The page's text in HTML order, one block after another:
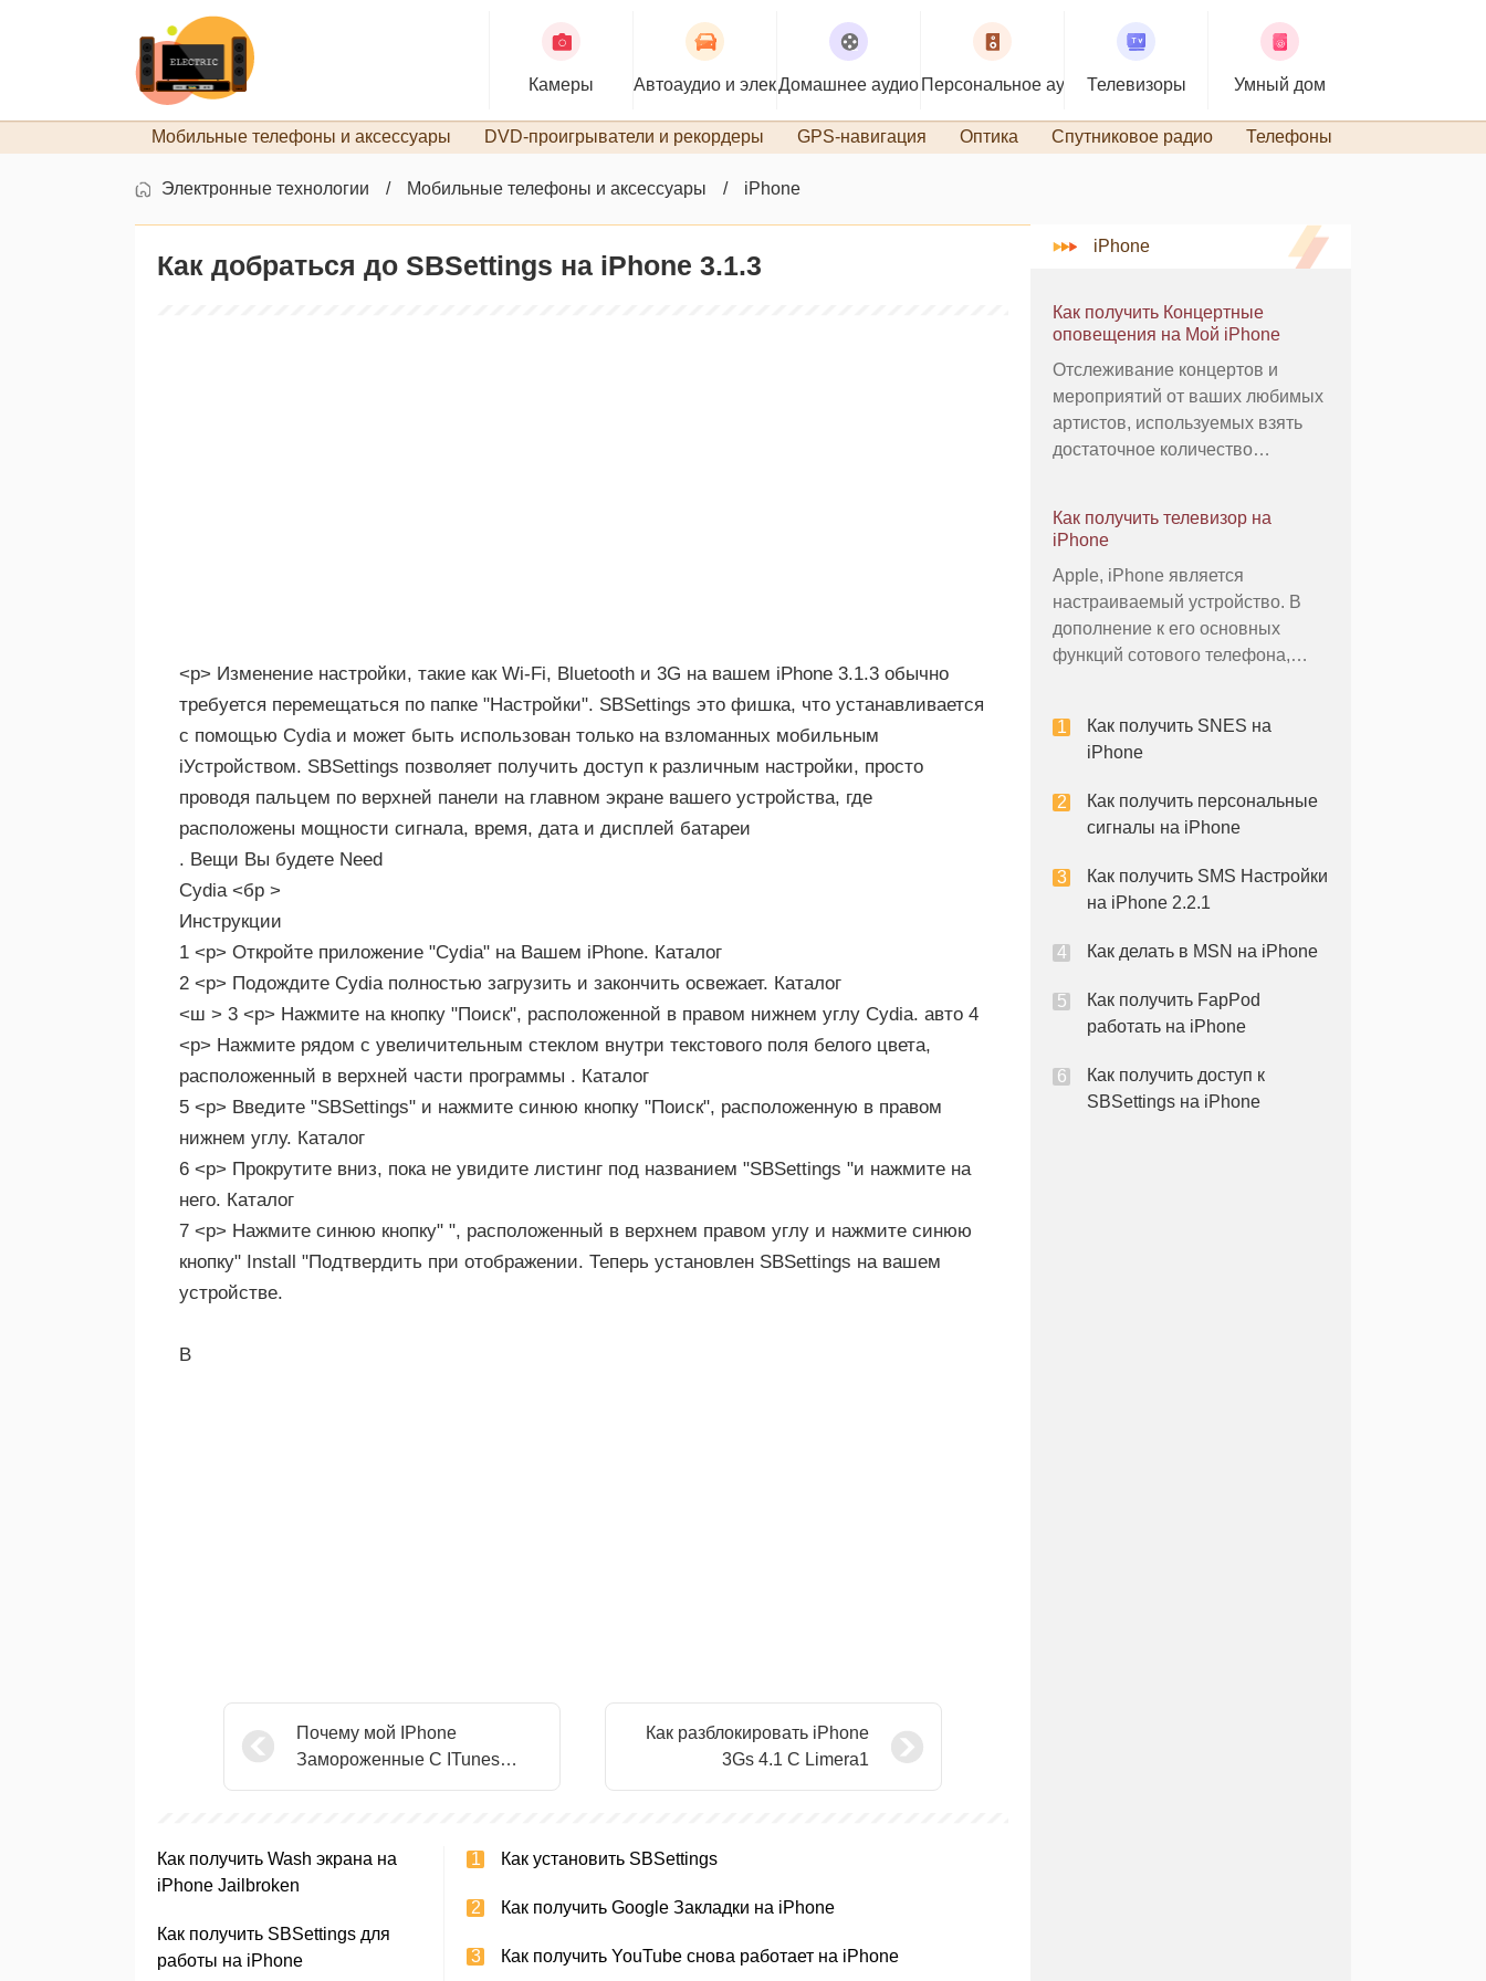
Камеры Автоаудио и электроникаДомашнее аудио Персональное аудиоТелевизоры Умный дом
Мобильные телефоны и аксессуары DVD-проигрыватели и рекордеры GPS-навигация Оптика Спутниковое радио Телефоны
Электронные технологии Мобильные телефоны и аксессуары iPhone
Как добраться до SBSettings на iPhone 3.1.3
<р> Изменение настройки, такие как Wi-Fi, Bluetooth и 3G на вашем iPhone 3.1.3 обычно
требуется перемещаться по папке "Настройки". SBSettings это фишка, что устанавливается
с помощью Cydia и может быть использован только на взломанных мобильным
iУстройством. SBSettings позволяет получить доступ к различным настройки, просто
проводя пальцем по верхней панели на главном экране вашего устройства, где
расположены мощности сигнала, время, дата и дисплей батареи
. Вещи Вы будете Need
Cydia <бр >
Инструкции
1 <р> Откройте приложение "Cydia" на Вашем iPhone. Каталог
2 <р> Подождите Cydia полностью загрузить и закончить освежает. Каталог
<ш > 3 <р> Нажмите на кнопку "Поиск", расположенной в правом нижнем углу Cydia. авто 4
<р> Нажмите рядом с увеличительным стеклом внутри текстового поля белого цвета,
расположенный в верхней части программы . Каталог
5 <р> Введите "SBSettings" и нажмите синюю кнопку "Поиск", расположенную в правом
нижнем углу. Каталог
6 <р> Прокрутите вниз, пока не увидите листинг под названием "SBSettings "и нажмите на
него. Каталог
7 <р> Нажмите синюю кнопку" ", расположенный в верхнем правом углу и нажмите синюю
кнопку" Install "Подтвердить при отображении. Теперь установлен SBSettings на вашем
устройстве.
В
Почему мой IPhone
Замороженные С ITunes
Логотип
Как разблокировать iPhone
3Gs 4.1 С Limera1
Как получить Wash экрана на
iPhone Jailbroken
Как получить SBSettings для
работы на iPhone
Как установить SBSettings
Как получить Google Закладки на iPhone
Как получить YouTube снова работает на iPhone
iPhone
Как получить Концертные
оповещения на Мой iPhone
Отслеживание концертов и
мероприятий от ваших любимых
артистов, используемых взять
достаточное количество
приложения теперь могут
вы спите, и предупредить вас,
когда ваш любимый художник
приезжает в город. Некоторые
Как получить телевизор на
iPhone
Apple, iPhone является
настраиваемый устройство. В
дополнение к его основных
функций сотового телефона,
повышают полезность телефона.
Например, пользователи могут
программы на iPhone с помощью
Как получить SNES на
iPhone
Как получить персональные
сигналы на iPhone
Как получить SMS Настройки
на iPhone 2.2.1
Как делать в MSN на iPhone
Как получить FapPod
работать на iPhone
Как получить доступ к
SBSettings на iPhone